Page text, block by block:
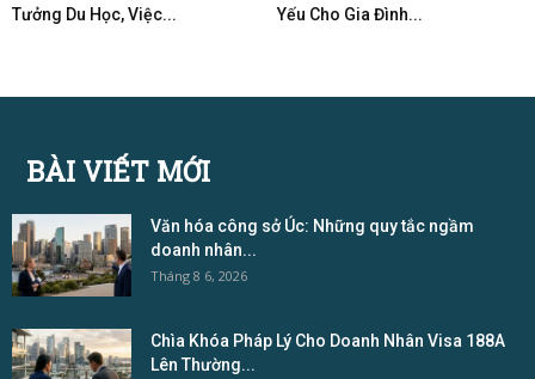
Tưởng Du Học, Việc...
Yếu Cho Gia Đình...
BÀI VIẾT MỚI
Văn hóa công sở Úc: Những quy tắc ngầm
doanh nhân...
Tháng 8 6, 2026
Chìa Khóa Pháp Lý Cho Doanh Nhân Visa 188A
Lên Thường...